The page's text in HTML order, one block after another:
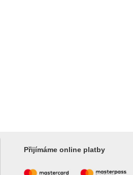
Přijímáme online platby